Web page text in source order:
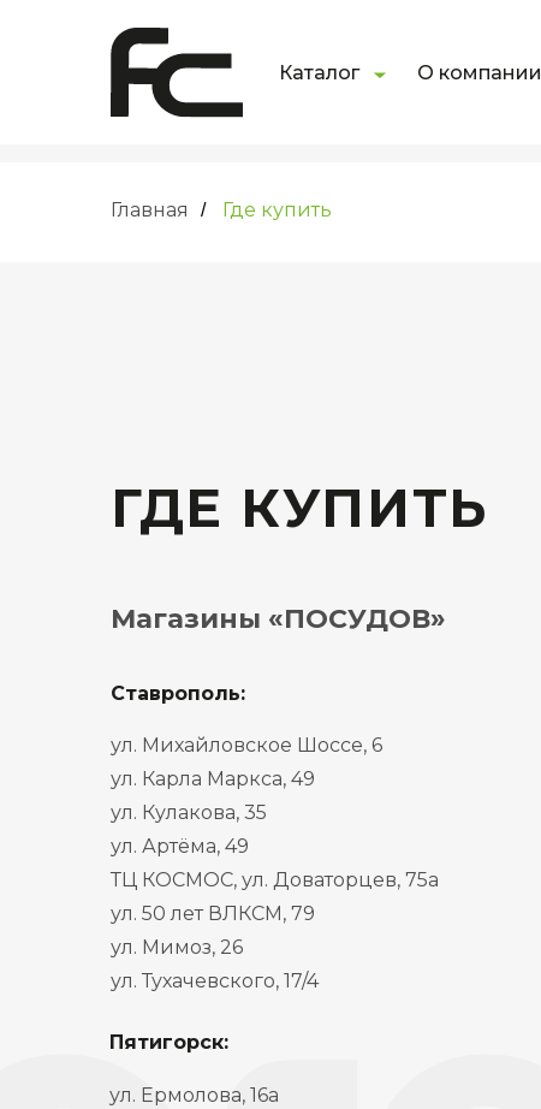
Каталог О компании
Главная / Где купить
Магазины «ПОСУДОВ»
ГДЕ КУПИТЬ
ул. Михайловское Шоссе, 6
ул. Карла Маркса, 49
ул. Кулакова, 35
ул. Артёма, 49
ТЦ КОСМОС, ул. Доваторцев, 75а
ул. 50 лет ВЛКСМ, 79
ул. Мимоз, 26
ул. Тухачевского, 17/4
ул. Ермолова, 16а
Ставрополь:
Пятигорск: